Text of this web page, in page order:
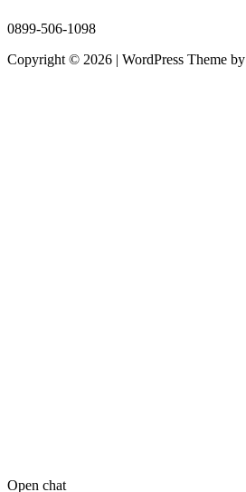
0899-506-1098
Copyright © 2026 | WordPress Theme by
Open chat